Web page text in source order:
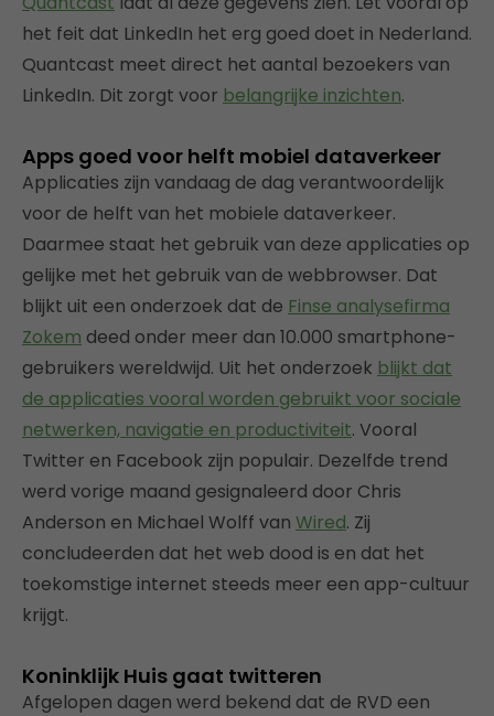
het feit dat LinkedIn het erg goed doet in Nederland.
Quantcast meet direct het aantal bezoekers van
LinkedIn. Dit zorgt voor belangrijke inzichten.
Apps goed voor helft mobiel dataverkeer
Applicaties zijn vandaag de dag verantwoordelijk
voor de helft van het mobiele dataverkeer.
Daarmee staat het gebruik van deze applicaties op
gelijke met het gebruik van de webbrowser. Dat
blijkt uit een onderzoek dat de Finse analysefirma
Zokem deed onder meer dan 10.000 smartphone-
gebruikers wereldwijd. Uit het onderzoek blijkt dat
de applicaties vooral worden gebruikt voor sociale
netwerken, navigatie en productiviteit. Vooral
Twitter en Facebook zijn populair. Dezelfde trend
werd vorige maand gesignaleerd door Chris
Anderson en Michael Wolff van Wired. Zij
concludeerden dat het web dood is en dat het
toekomstige internet steeds meer een app-cultuur
krijgt.
Koninklijk Huis gaat twitteren
Afgelopen dagen werd bekend dat de RVD een